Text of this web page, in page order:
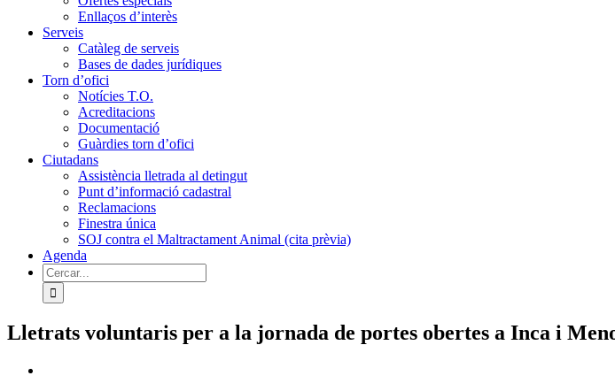
Enllaços d’interès
Serveis
Catàleg de serveis
Bases de dades jurídiques
Torn d’ofici
Notícies T.O.
Acreditacions
Documentació
Guàrdies torn d’ofici
Ciutadans
Assistència lletrada al detingut
Punt d’informació cadastral
Reclamacions
Finestra única
SOJ contra el Maltractament Animal (cita prèvia)
Agenda
Cerca
…
Lletrats voluntaris per a la jornada de portes obertes a Inca i